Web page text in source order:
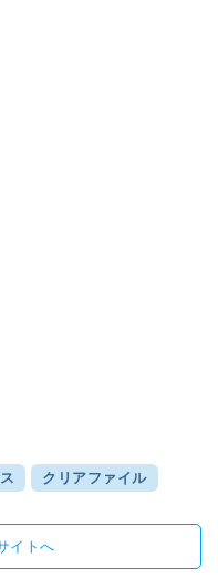
クリアファイル
イトへ